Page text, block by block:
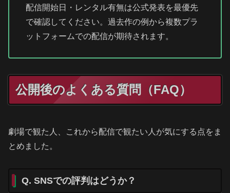
配信開始日・レンタル有無は公式発表を最優先
で確認してください。過去作の例から複数プラ
ットフォームでの配信が期待されます。
公開後のよくある質問（FAQ）
劇場で観た人、これから配信で観たい人が気にする点をま
とめました。
Q. SNSでの評判はどうか？